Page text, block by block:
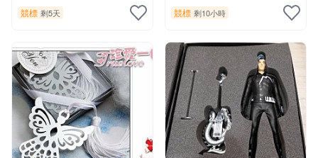
競標 剩5天 競標 剩10小時